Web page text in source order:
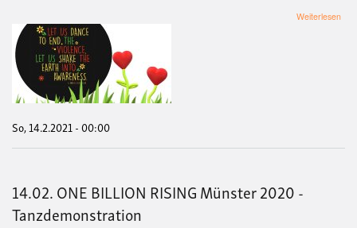
Weiterlesen
So, 14.2.2021 - 00:00
14.02. ONE BILLION RISING Münster 2020 -
Tanzdemonstration